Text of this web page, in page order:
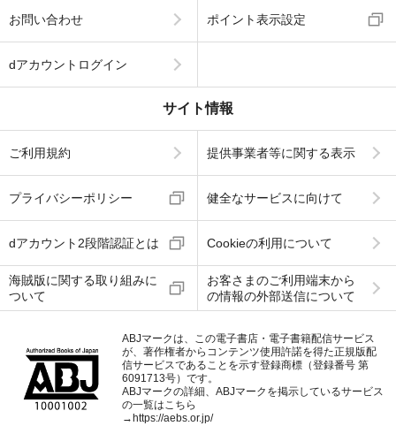
お問い合わせ ポイント表示設定
dアカウントログイン
サイト情報
ご利用規約 提供事業者等に関する表示
プライバシーポリシー 健全なサービスに向けて
dアカウント2段階認証とは Cookieの利用について
海賊版に関する取り組みに
ついて
お客さまのご利用端末から
の情報の外部送信について
ABJマークは、この電子書店・電子書籍配信サービス
が、著作権者からコンテンツ使用許諾を得た正規版配
信サービスであることを示す登録商標（登録番号 第
6091713号）です。
ABJマークの詳細、ABJマークを掲示しているサービス
の一覧はこちら
→ https://aebs.or.jp/